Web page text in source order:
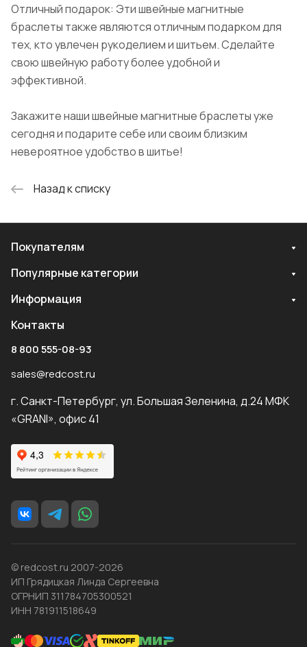
Отличный подарок: Эти швейные магнитные
браслеты также являются отличным подарком для
тех, кто увлечен рукоделием и шитьем. Сделайте
свою швейную работу более удобной и
эффективной.
Закажите наши швейные магнитные браслеты уже
сегодня и подарите себе или своим близким
невероятное удобство в шитье!
Назад к списку
Покупателям
Популярные категории
Информация
Контакты
8 800 555-08-93
sales@redcost.ru
г. Санкт-Петербург, ул. Большая Зеленина, д.24 МФК
«GRANI», офис 41
© redcost.ru 2007-2026
ИП Грядицкая Линда Сергеевна
ОГРНИП 311784705300521
ИНН 781911518649